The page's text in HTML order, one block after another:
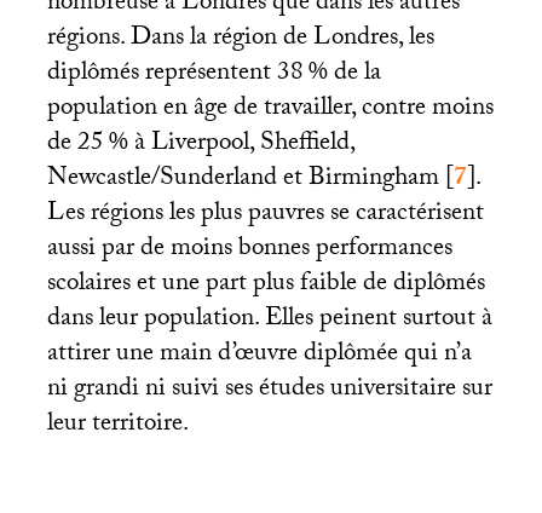
régions. Dans la région de Londres, les
diplômés représentent 38% de la
population en âge de travailler, contre moins
de 25% à Liverpool, Sheffield,
Newcastle/Sunderland et Birmingham[7].
Les régions les plus pauvres se caractérisent
aussi par de moins bonnes performances
scolaires et une part plus faible de diplômés
dans leur population. Elles peinent surtout à
attirer une main d’œuvre diplômée qui n’a
ni grandi ni suivi ses études universitaire sur
leur territoire.